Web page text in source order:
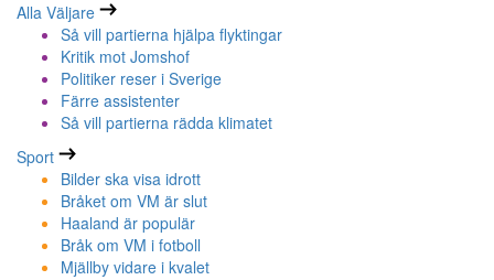
Alla Väljare
Så vill partierna hjälpa flyktingar
Kritik mot Jomshof
Politiker reser i Sverige
Färre assistenter
Så vill partierna rädda klimatet
Sport
Bilder ska visa idrott
Bråket om VM är slut
Haaland är populär
Bråk om VM i fotboll
Mjällby vidare i kvalet